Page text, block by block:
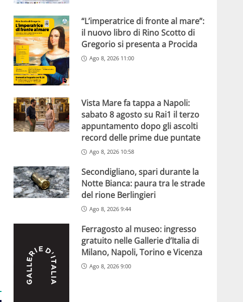
“L’imperatrice di fronte al mare”:
il nuovo libro di Rino Scotto di
Gregorio si presenta a Procida
Ago 8, 2026 11:00
Vista Mare fa tappa a Napoli:
sabato 8 agosto su Rai1 il terzo
appuntamento dopo gli ascolti
record delle prime due puntate
Ago 8, 2026 10:58
Secondigliano, spari durante la
Notte Bianca: paura tra le strade
del rione Berlingieri
Ago 8, 2026 9:44
Ferragosto al museo: ingresso
gratuito nelle Gallerie d’Italia di
Milano, Napoli, Torino e Vicenza
Ago 8, 2026 9:00